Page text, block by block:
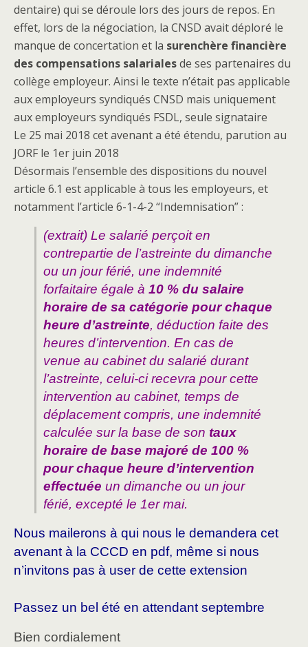
dentaire) qui se déroule lors des jours de repos. En
effet, lors de la négociation, la CNSD avait déploré le
manque de concertation et la surenchère financière
des compensations salarialesde ses partenaires du
collège employeur. Ainsi le texte n’était pas applicable
aux employeurs syndiqués CNSD mais uniquement
aux employeurs syndiqués FSDL, seule signataire
Le 25 mai 2018 cet avenant a été étendu, parution au
JORF le 1er juin 2018
Désormais l’ensemble des dispositions du nouvel
article 6.1 est applicable à tous les employeurs, et
notamment l’article 6-1-4-2 “Indemnisation” :
(extrait) Le salarié perçoit en
contrepartie de l’astreinte du dimanche
ou un jour férié, une indemnité
forfaitaire égale à 10 % du salaire
horaire de sa catégorie pour chaque
heure d’astreinte, déduction faite des
heures d’intervention. En cas de
venue au cabinet du salarié durant
l’astreinte, celui-ci recevra pour cette
intervention au cabinet, temps de
déplacement compris, une indemnité
calculée sur la base de son taux
horaire de base majoré de 100 %
pour chaque heure d’intervention
effectuée un dimanche ou un jour
férié, excepté le 1er mai.
Nous mailerons à qui nous le demandera cet
avenant à la CCCD en pdf, même si nous
n’invitons pas à user de cette extension
Passez un bel été en attendant septembre
Bien cordialement